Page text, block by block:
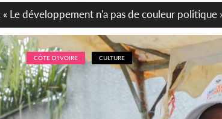
combattants issus de groupes armés
CÔTE D'IVOIRE CULTURE